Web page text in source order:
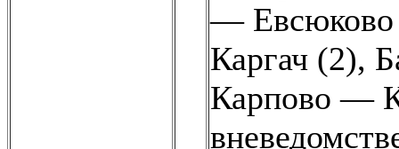
—
Каргач (2),
Карпово —